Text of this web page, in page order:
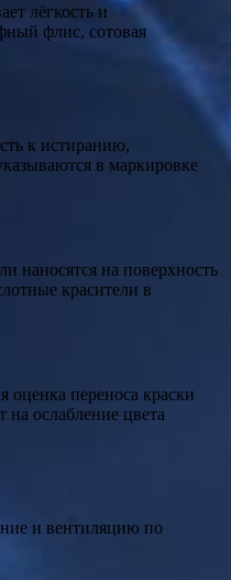
лёгкость и
флис, сотовая
к истиранию,
в маркировке
наносятся на поверхность
красители в
оценка переноса краски
на ослабление цвета
и вентиляцию по